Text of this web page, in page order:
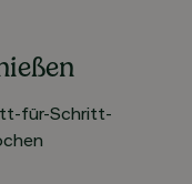
für-Schritt-